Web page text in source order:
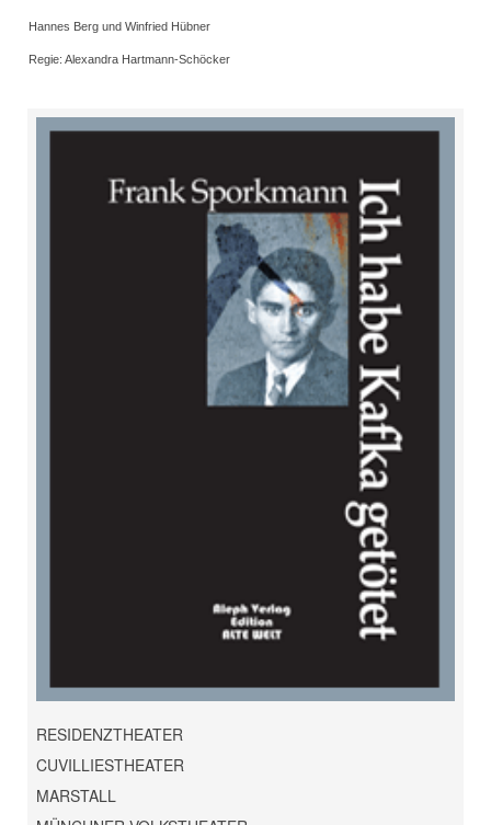
Hannes Berg und Winfried Hübner
Regie: Alexandra Hartmann-Schöcker
RESIDENZTHEATER
CUVILLIESTHEATER
MARSTALL